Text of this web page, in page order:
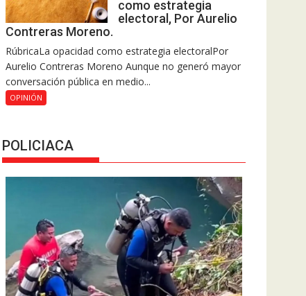
como estrategia
electoral, Por Aurelio
Contreras Moreno.
RúbricaLa opacidad como estrategia electoralPor
Aurelio Contreras Moreno Aunque no generó mayor
conversación pública en medio...
OPINIÓN
POLICIACA